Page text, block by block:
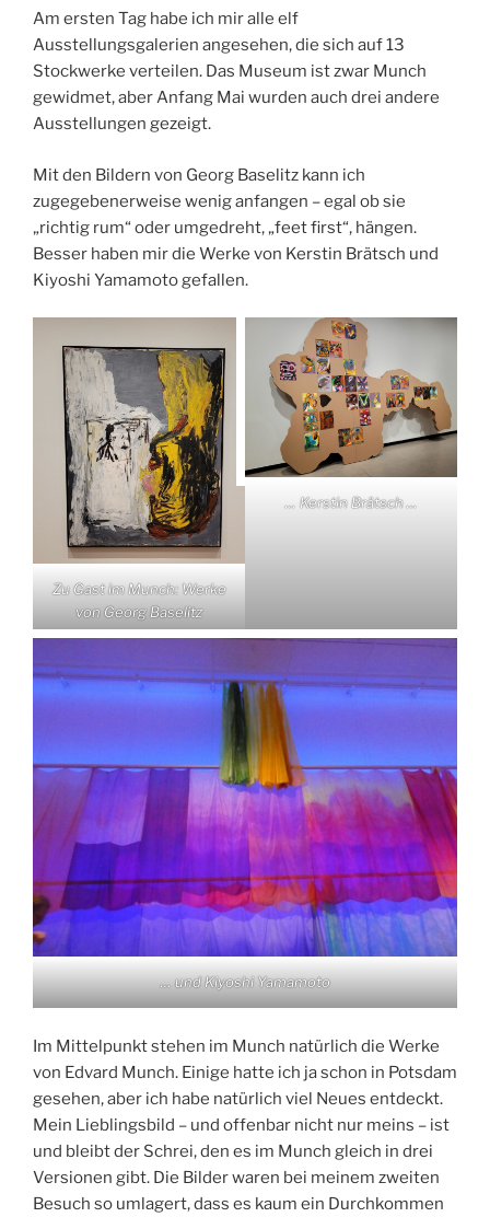
Am ersten Tag habe ich mir alle elf
Ausstellungsgalerien angesehen, die sich auf 13
Stockwerke verteilen. Das Museum ist zwar Munch
gewidmet, aber Anfang Mai wurden auch drei andere
Ausstellungen gezeigt.
Mit den Bildern von Georg Baselitz kann ich
zugegebenerweise wenig anfangen – egal ob sie
„richtig rum“ oder umgedreht, „feet first“, hängen.
Besser haben mir die Werke von Kerstin Brätsch und
Kiyoshi Yamamoto gefallen.
Zu Gast im Munch: Werke
von Georg Baselitz
… Kerstin Brätsch …
… und Kiyoshi Yamamoto
Im Mittelpunkt stehen im Munch natürlich die Werke
von Edvard Munch. Einige hatte ich ja schon in Potsdam
gesehen, aber ich habe natürlich viel Neues entdeckt.
Mein Lieblingsbild – und offenbar nicht nur meins – ist
und bleibt der Schrei, den es im Munch gleich in drei
Versionen gibt. Die Bilder waren bei meinem zweiten
Besuch so umlagert, dass es kaum ein Durchkommen